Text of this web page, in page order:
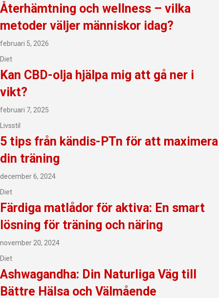
Återhämtning och wellness – vilka
metoder väljer människor idag?
februari 5, 2026
Diet
Kan CBD-olja hjälpa mig att gå ner i
vikt?
februari 7, 2025
Livsstil
5 tips från kändis-PTn för att maximera
din träning
december 6, 2024
Diet
Färdiga matlådor för aktiva: En smart
lösning för träning och näring
november 20, 2024
Diet
Ashwagandha: Din Naturliga Väg till
Bättre Hälsa och Välmående